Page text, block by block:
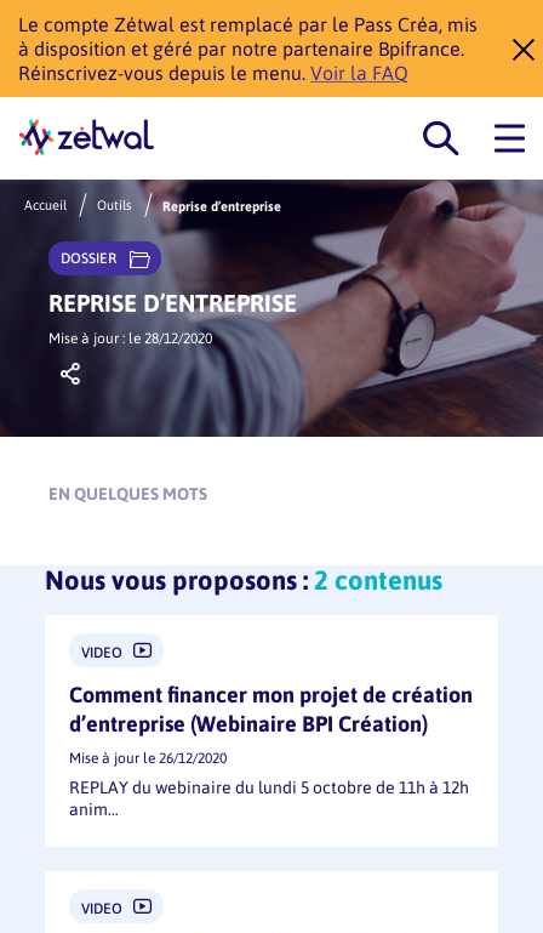
Le compte Zétwal est remplacé par le Pass Créa, mis
à disposition et géré par notre partenaire Bpifrance.
Réinscrivez-vous depuis le menu.Voir la FAQ
Accueil Outils Reprise d’entreprise
DOSSIER
REPRISE D’ENTREPRISE
Mise à jour : le 28/12/2020
EN QUELQUES MOTS
Nous vous proposons :2 contenus
VIDEO
Comment financer mon projet de création
d’entreprise (Webinaire BPI Création)
Mise à jour le 26/12/2020
REPLAY du webinaire du lundi 5 octobre de 11h à 12h
anim…
VIDEO